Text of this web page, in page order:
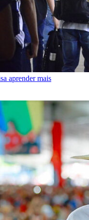
aprender mais